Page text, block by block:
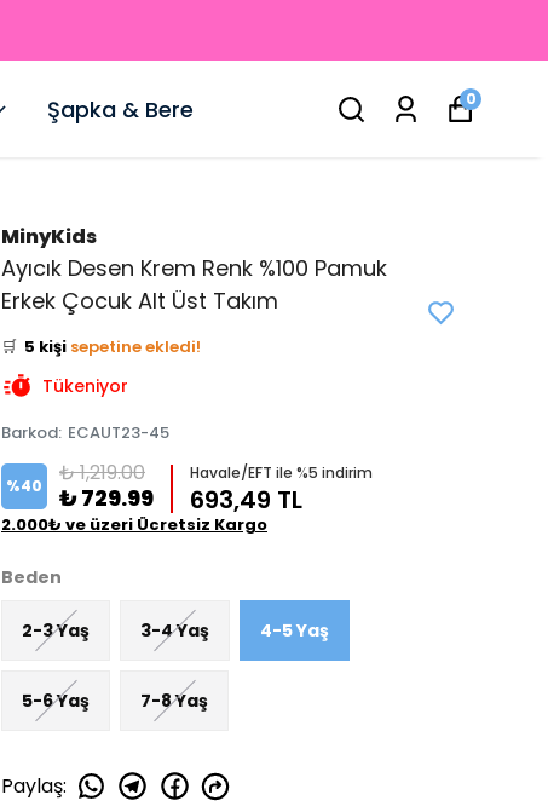
Şapka & Bere 0
MinyKids
Ayıcık Desen Krem Renk %100 Pamuk
Erkek Çocuk Alt Üst Takım
👀 Şu an1 kişi
inceliyor!
Bu ürünü
🛒 5 kişi sepetine ekledi!
✅ Bugün 1 adet
Tükeniyor
Barkod: ECAUT23-45
%40 ₺ 1,219.00
₺ 729.99
Havale/EFT ile %5 indirim
693,49 TL
2.000₺ ve üzeri Ücretsiz Kargo
Beden
2-3 Yaş 3-4 Yaş 4-5 Yaş
5-6 Yaş 7-8 Yaş
Paylaş: